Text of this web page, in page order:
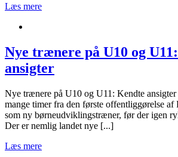
Læs mere
Nye trænere på U10 og
ansigter
Nye trænere på U10 og U11: Kendte
mange timer fra den første offentliggørelse
som ny børneudviklingstræner, før der igen
Der er nemlig landet nye [...]
Læs mere